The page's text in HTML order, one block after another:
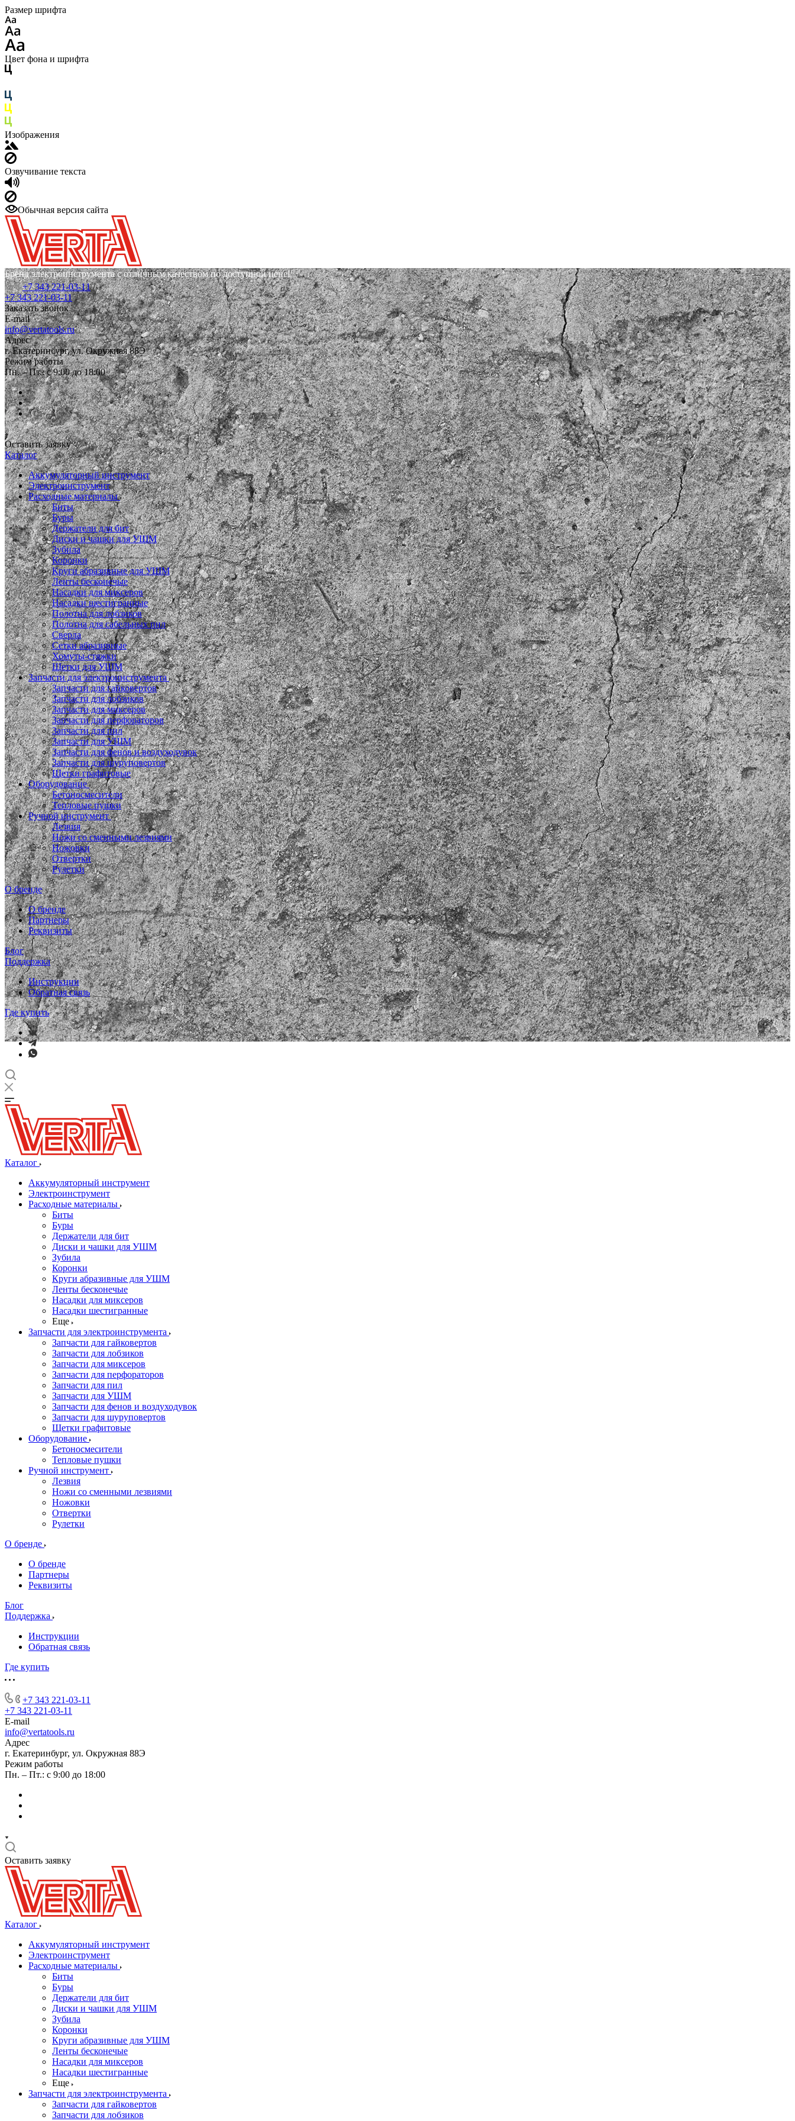
Размер шрифта
Цвет фона и шрифта
Изображения
Озвучивание текста
Обычная версия сайта
Бренд электроинструмента с отличным качеством по доступной цене!
+7 343 221-03-11
+7 343 221-03-11
Заказать звонок
E-mail
info@vertatools.ru
Адрес
г. Екатеринбург, ул. Окружная 88Э
Режим работы
Пн. – Пт.: с 9:00 до 18:00
Оставить заявку
Каталог
Аккумуляторный инструмент
Электроинструмент
Расходные материалы
Биты
Буры
Держатели для бит
Диски и чашки для УШМ
Зубила
Коронки
Круги абразивные для УШМ
Ленты бесконечые
Насадки для миксеров
Насадки шестигранные
Полотна для лобзиков
Полотна для сабельных пил
Сверла
Сетки абразивные
Хомуты-стяжки
Щетки для УШМ
Запчасти для электроинструмента
Запчасти для гайковертов
Запчасти для лобзиков
Запчасти для миксеров
Запчасти для перфораторов
Запчасти для пил
Запчасти для УШМ
Запчасти для фенов и воздуходувок
Запчасти для шуруповертов
Щетки графитовые
Оборудование
Бетоносмесители
Тепловые пушки
Ручной инструмент
Лезвия
Ножи со сменными лезвиями
Ножовки
Отвертки
Рулетки
О бренде
О бренде
Партнеры
Реквизиты
Блог
Поддержка
Инструкции
Обратная связь
Где купить
Каталог
Аккумуляторный инструмент
Электроинструмент
Расходные материалы
Биты
Буры
Держатели для бит
Диски и чашки для УШМ
Зубила
Коронки
Круги абразивные для УШМ
Ленты бесконечые
Насадки для миксеров
Насадки шестигранные
Еще
Запчасти для электроинструмента
Запчасти для гайковертов
Запчасти для лобзиков
Запчасти для миксеров
Запчасти для перфораторов
Запчасти для пил
Запчасти для УШМ
Запчасти для фенов и воздуходувок
Запчасти для шуруповертов
Щетки графитовые
Оборудование
Бетоносмесители
Тепловые пушки
Ручной инструмент
Лезвия
Ножи со сменными лезвиями
Ножовки
Отвертки
Рулетки
О бренде
О бренде
Партнеры
Реквизиты
Блог
Поддержка
Инструкции
Обратная связь
Где купить
+7 343 221-03-11
+7 343 221-03-11
E-mail
info@vertatools.ru
Адрес
г. Екатеринбург, ул. Окружная 88Э
Режим работы
Пн. – Пт.: с 9:00 до 18:00
Оставить заявку
Каталог
Аккумуляторный инструмент
Электроинструмент
Расходные материалы
Биты
Буры
Держатели для бит
Диски и чашки для УШМ
Зубила
Коронки
Круги абразивные для УШМ
Ленты бесконечые
Насадки для миксеров
Насадки шестигранные
Еще
Запчасти для электроинструмента
Запчасти для гайковертов
Запчасти для лобзиков